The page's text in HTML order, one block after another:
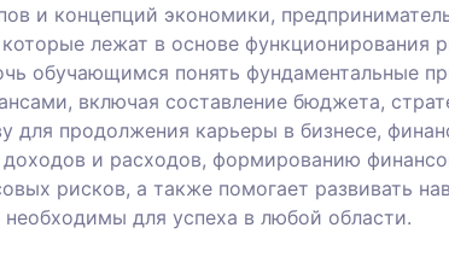
и концепций экономики,
лежат в основе функционирования
обучающимся понять фундаментальные
включая составление бюджета,
для продолжения карьеры в бизнесе,
и расходов, формированию
рисков, а также помогает развивать
для успеха в любой области.